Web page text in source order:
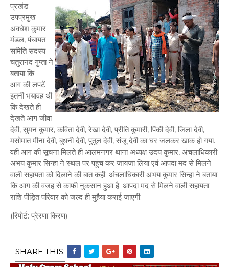
प्रखंड
उपप्रमुख
अवधेश कुमार
मंडल, पंचायत
समिति सदस्य
चतुरानंद गुप्ता ने
बताया कि
आग की लपटें
इतनी भयावह थी
कि देखते ही
देखते आग जीवा
देवी, सुमन कुमार, कविता देवी, रेखा देवी, प्रीति कुमारी, पिंकी देवी, जिला देवी,
मसोमात मीना देवी, बुधनी देवी, पुतुल देवी, संजू देवी का घर जलकर खाक हो गया.
वहीं आग की सूचना मिलते ही आलमनगर थाना अध्यक्ष उदय कुमार, अंचलाधिकारी
अभय कुमार सिन्हा ने स्थल पर पहुंच कर जायजा लिया एवं आपदा मद से मिलने
वाली सहायता को दिलाने की बात कही. अंचलाधिकारी अभय कुमार सिन्हा ने बताया
कि आग की वजह से काफी नुकसान हुआ है. आपदा मद से मिलने वाली सहायता
राशि पीड़ित परिवार को जल्द ही मुहैया कराई जाएगी.
(रिपोर्ट: प्रेरणा किरण)
SHARE THIS: